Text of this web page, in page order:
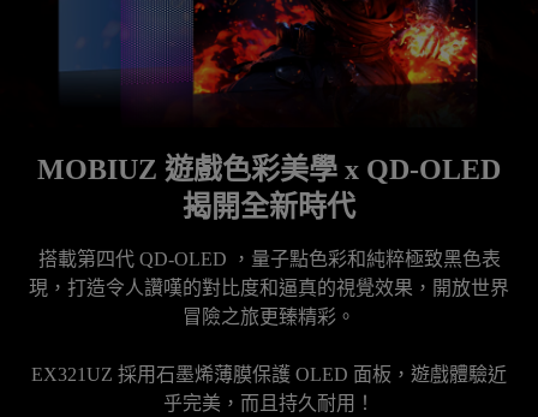
MOBIUZ 遊戲色彩美學 x QD-OLED
揭開全新時代
搭載第四代 QD-OLED ，量子點色彩和純粹極致黑色表
現，打造令人讚嘆的對比度和逼真的視覺效果，開放世界
冒險之旅更臻精彩。
EX321UZ 採用石墨烯薄膜保護 OLED 面板，遊戲體驗近
乎完美，而且持久耐用！